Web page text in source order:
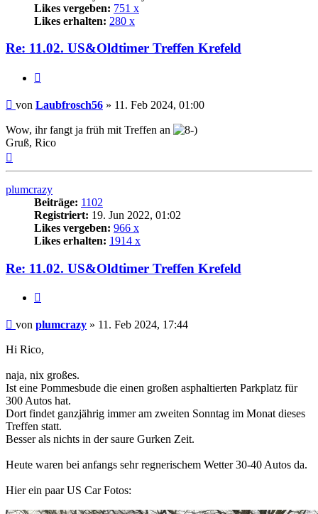
Likes vergeben: 751 x
Likes erhalten: 280 x
Re: 11.02. US&Oldtimer Treffen Krefeld
Beitrag
von Laubfrosch56 » 11. Feb 2024, 01:00
Wow, ihr fangt ja früh mit Treffen an
Gruß, Rico
plumcrazy
Beiträge: 1102
Registriert: 19. Jun 2022, 01:02
Likes vergeben: 966 x
Likes erhalten: 1914 x
Re: 11.02. US&Oldtimer Treffen Krefeld
Beitrag
von plumcrazy » 11. Feb 2024, 17:44
Hi Rico,
naja, nix großes.
Ist eine Pommesbude die einen großen asphaltierten Parkplatz für
300 Autos hat.
Dort findet ganzjährig immer am zweiten Sonntag im Monat dieses
Treffen statt.
Besser als nichts in der saure Gurken Zeit.
Heute waren bei anfangs sehr regnerischem Wetter 30-40 Autos da.
Hier ein paar US Car Fotos: